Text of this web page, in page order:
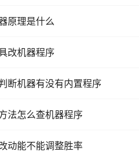
原理是什么
改机器程序
断机器有没有内置程序
法怎么查机器程序
动能不能调整胜率